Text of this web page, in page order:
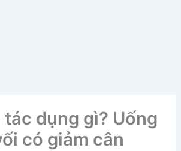
tác dụng gì? Uống
có giảm cân